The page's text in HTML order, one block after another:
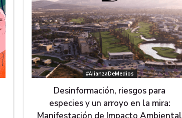
#AlianzaDeMedios
Desinformación, riesgos para
especies y un arroyo en la mira:
Manifestación de Impacto Ambiental